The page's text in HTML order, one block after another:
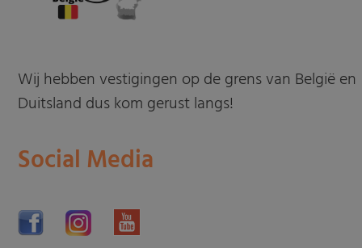
Wij hebben vestigingen op de grens van België en
Duitsland dus kom gerust langs!
Social Media